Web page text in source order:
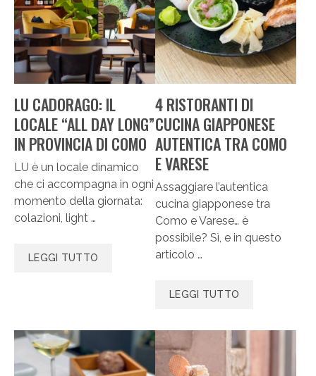
LU CADORAGO: IL
LOCALE “ALL DAY LONG”
IN PROVINCIA DI COMO
LU è un locale dinamico
che ci accompagna in ogni
momento della giornata:
colazioni, light …
LEGGI TUTTO
4 RISTORANTI DI
CUCINA GIAPPONESE
AUTENTICA TRA COMO
E VARESE
Assaggiare l’autentica
cucina giapponese tra
Como e Varese… è
possibile? Sì, e in questo
articolo …
LEGGI TUTTO